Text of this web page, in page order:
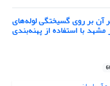
آن بر روی گسیختگی لوله‌های
با استفاده از پهنه‌بندی